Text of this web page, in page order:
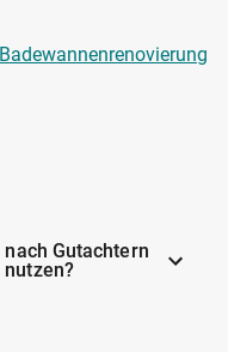
Badewannenrenovierung
Gutachtern
nutzen?